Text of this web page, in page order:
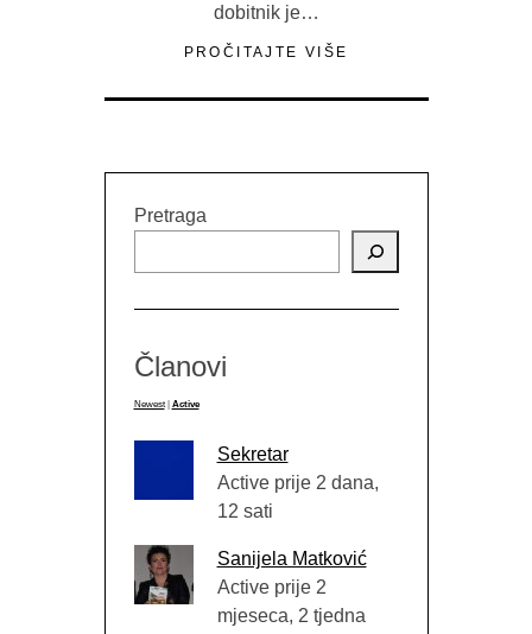
dobitnik je…
PROČITAJTE VIŠE
Pretraga
Članovi
Newest | Active
Sekretar
Active prije 2 dana,
12 sati
Sanijela Matković
Active prije 2
mjeseca, 2 tjedna